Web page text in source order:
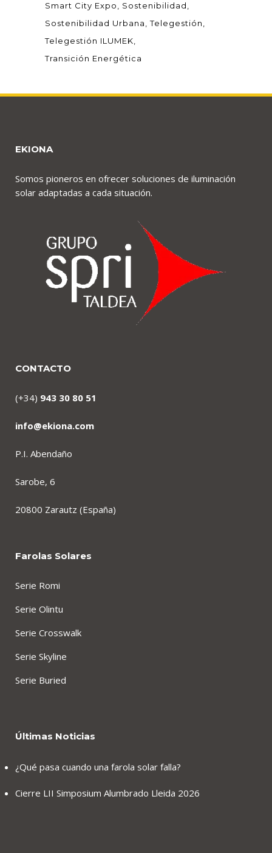
Smart City Expo
Sostenibilidad
Sostenibilidad Urbana
Telegestión
Telegestión ILUMEK
Transición Energética
EKIONA
Somos pioneros en ofrecer soluciones de iluminación
solar adaptadas a cada situación.
CONTACTO
(+34) 943 30 80 51
info@ekiona.com
P.I. Abendaño
Sarobe, 6
20800 Zarautz (España)
Farolas Solares
Serie Romi
Serie Olintu
Serie Crosswalk
Serie Skyline
Serie Buried
Últimas Noticias
¿Qué pasa cuando una farola solar falla?
Cierre LII Simposium Alumbrado Lleida 2026